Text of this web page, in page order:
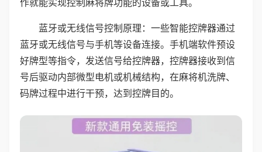
作就能实现控制麻将牌功能的设备或工具。
蓝牙或无线信号控制原理：一些智能控牌器通过
蓝牙或无线信号与手机等设备连接。手机端软件预设
好牌型等指令，发送信号给控牌器，控牌器接收到信
号后驱动内部微型电机或机械结构，在麻将机洗牌、
码牌过程中进行干预，达到控牌目的。